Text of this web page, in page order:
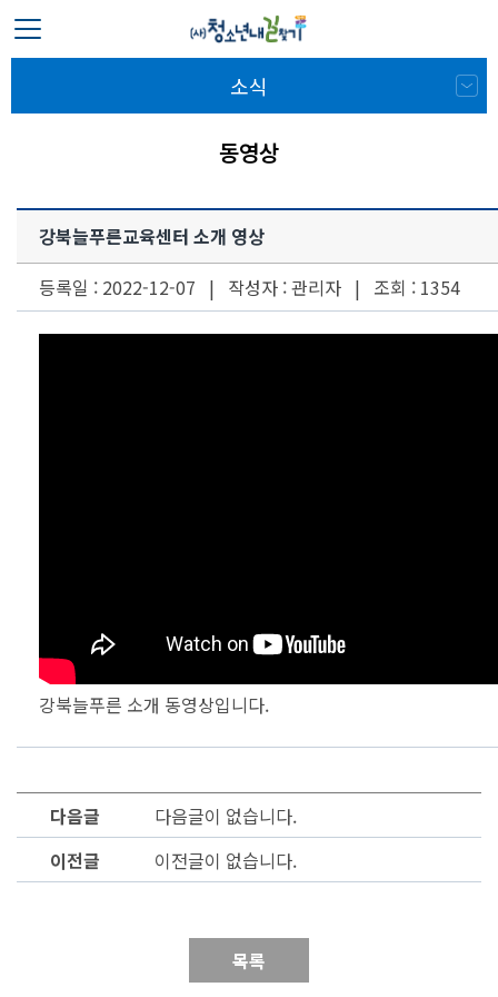
소식
동영상
강북늘푸른교육센터 소개 영상
등록일 : 2022-12-07 | 작성자 : 관리자 | 조회 : 1354
강북늘푸른 소개 동영상입니다.
다음글
다음글이 없습니다.
이전글
이전글이 없습니다.
목록